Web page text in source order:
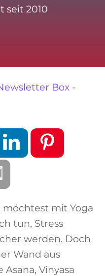
seit 2010
tun, Stress
werden. Doch
Wand aus
Vinyasa